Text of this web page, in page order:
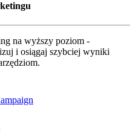
na wyższy poziom -
i osiągaj szybciej wyniki